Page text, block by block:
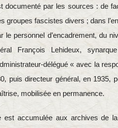
documenté par les sources : de
groupes fascistes divers ; dans
le personnel d’encadrement, du
François Lehideux,
délégué « avec la
puis directeur général, en 1935,
mobilisée en permanence.
est accumulée aux archives de